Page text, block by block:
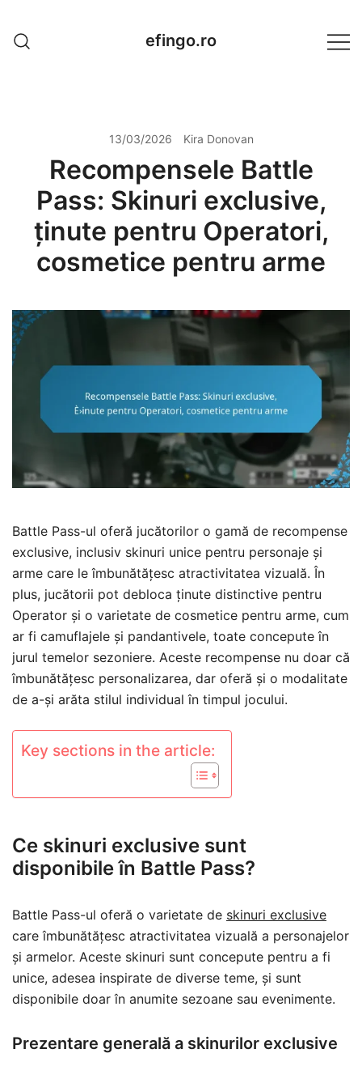
content
efingo.ro
13/03/2026 Kira Donovan
Recompensele Battle
Pass: Skinuri exclusive,
ținute pentru Operatori,
cosmetice pentru arme
Battle Pass-ul oferă jucătorilor o gamă de recompense
exclusive, inclusiv skinuri unice pentru personaje și
arme care le îmbunătățesc atractivitatea vizuală. În
plus, jucătorii pot debloca ținute distinctive pentru
Operator și o varietate de cosmetice pentru arme, cum
ar fi camuflajele și pandantivele, toate concepute în
jurul temelor sezoniere. Aceste recompense nu doar că
îmbunătățesc personalizarea, dar oferă și o modalitate
de a-și arăta stilul individual în timpul jocului.
Key sections in the article:
Ce skinuri exclusive sunt
disponibile în Battle Pass?
Battle Pass-ul oferă o varietate de skinuri exclusive
care îmbunătățesc atractivitatea vizuală a personajelor
și armelor. Aceste skinuri sunt concepute pentru a fi
unice, adesea inspirate de diverse teme, și sunt
disponibile doar în anumite sezoane sau evenimente.
Prezentare generală a skinurilor exclusive